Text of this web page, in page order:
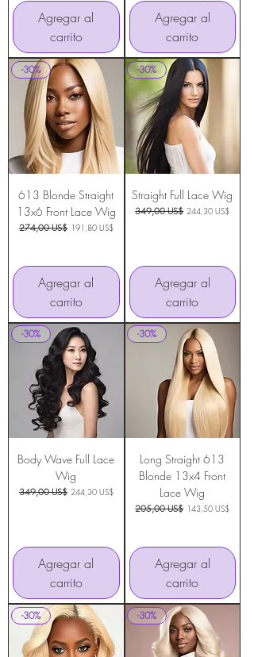
Agregar al
carrito
Agregar al
carrito
-30%
613 Blonde Straight
13x6 Front Lace Wig
Precio
274,00 US$ Precio de oferta
191,80 US$
Agregar al
carrito
-30%
Straight Full Lace Wig
Precio
349,00 US$ Precio de oferta
244,30 US$
Agregar al
carrito
-30%
Body Wave Full Lace
Wig
Precio
349,00 US$ Precio de oferta
244,30 US$
Agregar al
carrito
-30%
Long Straight 613
Blonde 13x4 Front
Lace Wig
Precio
205,00 US$ Precio de oferta
143,50 US$
Agregar al
carrito
-30% -30%